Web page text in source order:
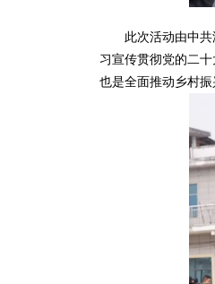
此次活动由中共湖
习宣传贯彻党的二
也是全面推动乡村